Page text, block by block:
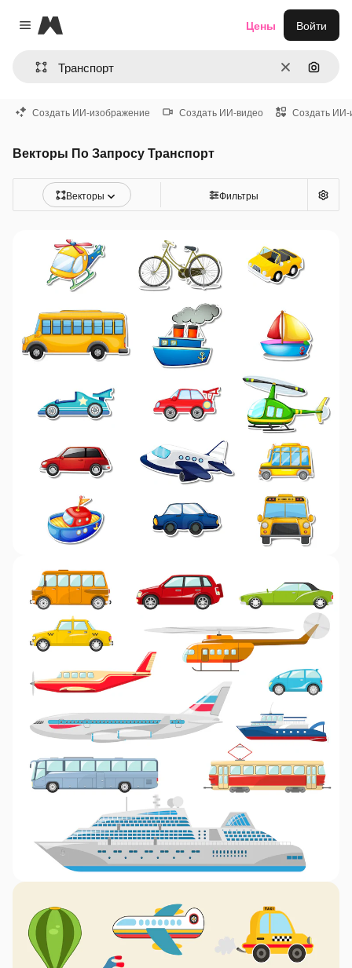
Close menu
Magnific
ОчиститьПоиск
Цены Войти
Создать ИИ-изображение Создать ИИ-видео Создать ИИ-
Векторы По Запросу Транспорт
Векторы Фильтры